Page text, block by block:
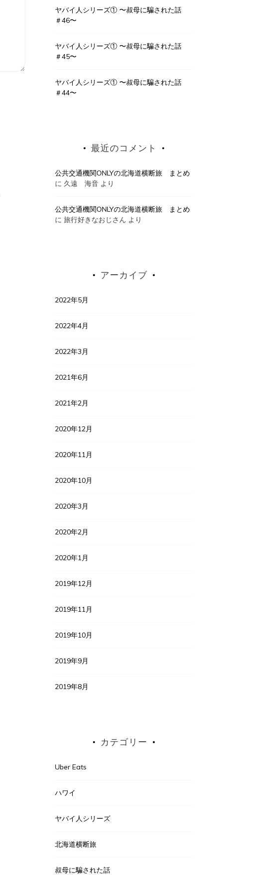
ヤバイ人シリーズ① 〜叔母に騙された話
＃46〜
ヤバイ人シリーズ① 〜叔母に騙された話
＃45〜
ヤバイ人シリーズ① 〜叔母に騙された話
＃44〜
最近のコメント
公共交通機関ONLYの北海道横断旅 まとめ
に 久遠 海音 より
公共交通機関ONLYの北海道横断旅 まとめ
に旅行好きなおじさん より
アーカイブ
2022年5月
2022年4月
2022年3月
2021年6月
2021年2月
2020年12月
2020年11月
2020年10月
2020年3月
2020年2月
2020年1月
2019年12月
2019年11月
2019年10月
2019年9月
2019年8月
カテゴリー
Uber Eats
ハワイ
ヤバイ人シリーズ
北海道横断旅
叔母に騙された話